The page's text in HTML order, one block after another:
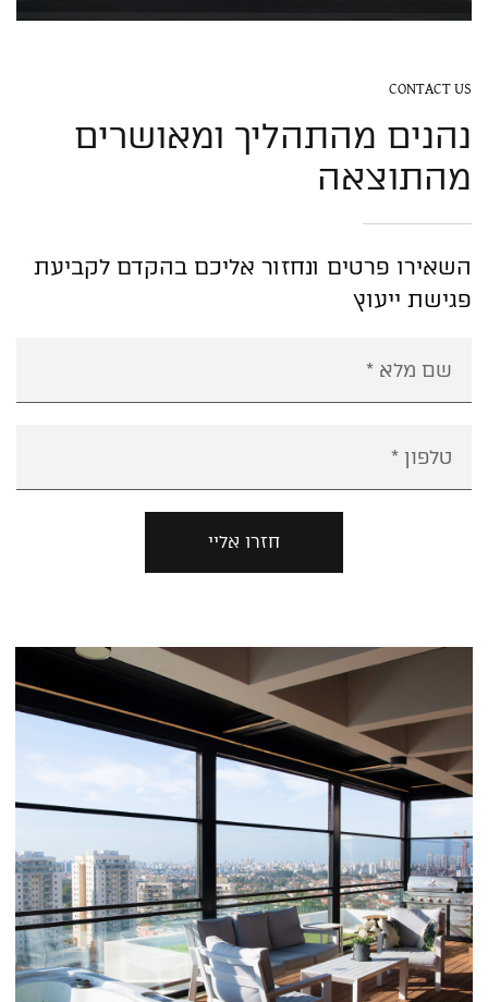
CONTACT US
נהנים מהתהליך ומאושרים
מהתוצאה
השאירו פרטים ונחזור אליכם בהקדם לקביעת
פגישת ייעוץ
חזרו אליי